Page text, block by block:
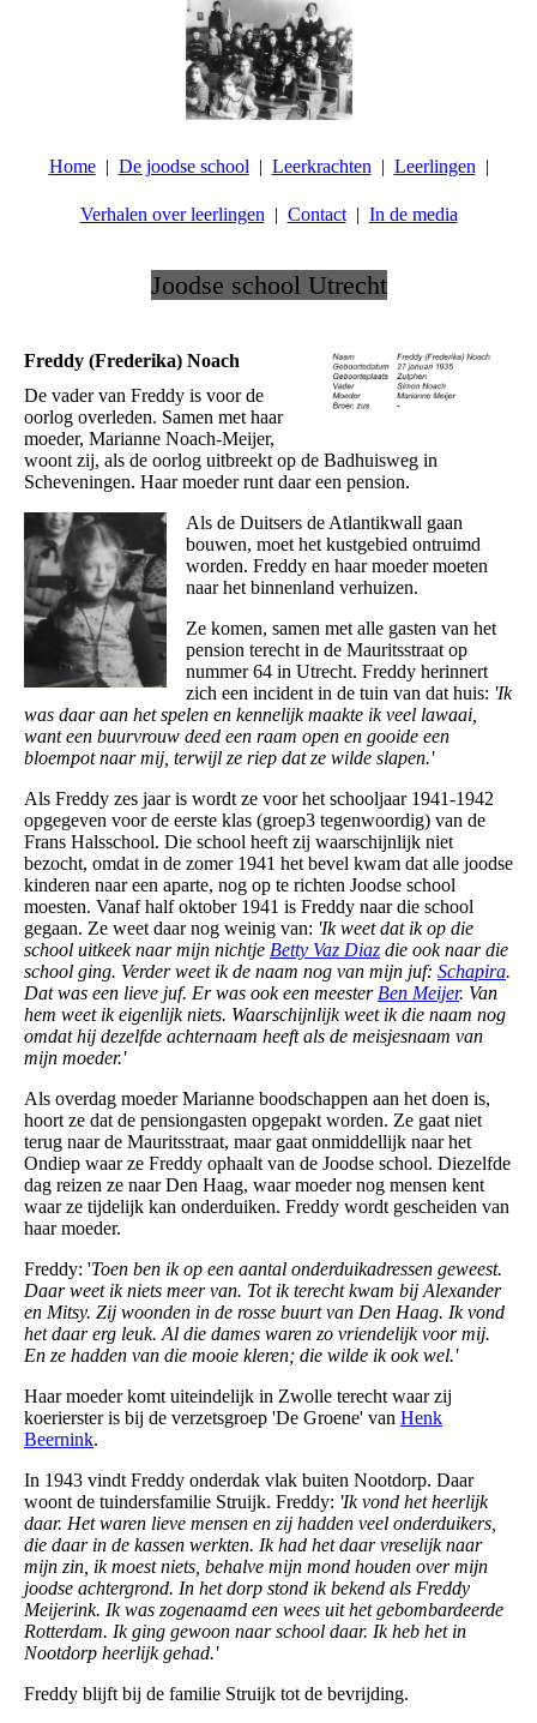
Home De joodse school Leerkrachten Leerlingen
Verhalen over leerlingen Contact In de media
Joodse school Utrecht
Freddy (Frederika) Noach
De vader van Freddy is voor de
oorlog overleden. Samen met haar
moeder, Marianne Noach-Meijer,
woont zij, als de oorlog uitbreekt op de Badhuisweg in
Scheveningen. Haar moeder runt daar een pension.
Als de Duitsers de Atlantikwall gaan
bouwen, moet het kustgebied ontruimd
worden. Freddy en haar moeder moeten
naar het binnenland verhuizen.
Ze komen, samen met alle gasten van het
pension terecht in de Mauritsstraat op
nummer 64 in Utrecht. Freddy herinnert
zich een incident in de tuin van dat huis: 'Ik
was daar aan het spelen en kennelijk maakte ik veel lawaai,
want een buurvrouw deed een raam open en gooide een
bloempot naar mij, terwijl ze riep dat ze wilde slapen.'
Als Freddy zes jaar is wordt ze voor het schooljaar 1941-1942
opgegeven voor de eerste klas (groep3 tegenwoordig) van de
Frans Halsschool. Die school heeft zij waarschijnlijk niet
bezocht, omdat in de zomer 1941 het bevel kwam dat alle joodse
kinderen naar een aparte, nog op te richten Joodse school
moesten. Vanaf half oktober 1941 is Freddy naar die school
gegaan. Ze weet daar nog weinig van: 'Ik weet dat ik op die
school uitkeek naar mijn nichtje Betty Vaz Diaz die ook naar die
school ging. Verder weet ik de naam nog van mijn juf: Schapira.
Dat was een lieve juf. Er was ook een meester Ben Meijer. Van
hem weet ik eigenlijk niets. Waarschijnlijk weet ik die naam nog
omdat hij dezelfde achternaam heeft als de meisjesnaam van
mijn moeder.'
Als overdag moeder Marianne boodschappen aan het doen is,
hoort ze dat de pensiongasten opgepakt worden. Ze gaat niet
terug naar de Mauritsstraat, maar gaat onmiddellijk naar het
Ondiep waar ze Freddy ophaalt van de Joodse school. Diezelfde
dag reizen ze naar Den Haag, waar moeder nog mensen kent
waar ze tijdelijk kan onderduiken. Freddy wordt gescheiden van
haar moeder.
Freddy: 'Toen ben ik op een aantal onderduikadressen geweest.
Daar weet ik niets meer van. Tot ik terecht kwam bij Alexander
en Mitsy. Zij woonden in de rosse buurt van Den Haag. Ik vond
het daar erg leuk. Al die dames waren zo vriendelijk voor mij.
En ze hadden van die mooie kleren; die wilde ik ook wel.'
Haar moeder komt uiteindelijk in Zwolle terecht waar zij
koerierster is bij de verzetsgroep 'De Groene' van Henk
Beernink.
In 1943 vindt Freddy onderdak vlak buiten Nootdorp. Daar
woont de tuindersfamilie Struijk. Freddy: 'Ik vond het heerlijk
daar. Het waren lieve mensen en zij hadden veel onderduikers,
die daar in de kassen werkten. Ik had het daar vreselijk naar
mijn zin, ik moest niets, behalve mijn mond houden over mijn
joodse achtergrond. In het dorp stond ik bekend als Freddy
Meijerink. Ik was zogenaamd een wees uit het gebombardeerde
Rotterdam. Ik ging gewoon naar school daar. Ik heb het in
Nootdorp heerlijk gehad.'
Freddy blijft bij de familie Struijk tot de bevrijding.